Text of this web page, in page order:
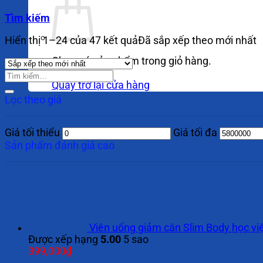
Chưa có sản phẩm trong giỏ hàng.
Quay trở lại cửa hàng
Tìm kiếm
Hiển thị 1–24 của 47 kết quảĐã sắp xếp theo mới nhất
Lọc theo giá
Giá tối thiểu Giá tối đa
Sản phẩm đánh giá cao
Viên uống giảm cân Slim Body học
Được xếp hạng 5.00 5 sao
399,000₫